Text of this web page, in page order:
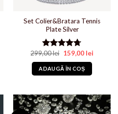
în
produsului.
Set Colier&Bratara Tennis
Plate Silver
Evaluat la
4.71din 5
299,00lei Prețul
inițial
a
fost:
299,00 lei.
159,00 leiPrețul
ADAUGĂ ÎN COȘ